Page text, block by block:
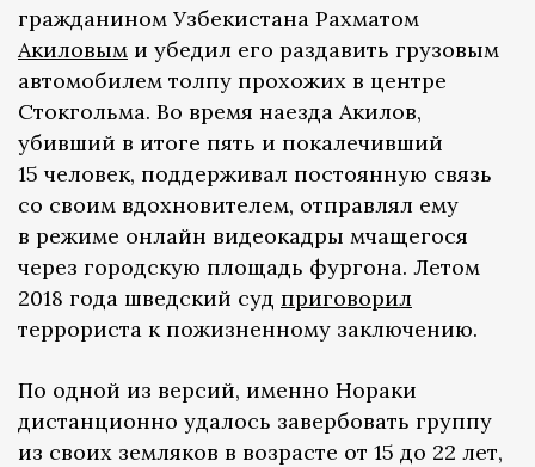
гражданином Узбекистана Рахматом
Акиловым и убедил его раздавить грузовым
автомобилем толпу прохожих в центре
Стокгольма. Во время наезда Акилов,
убивший в итоге пять и покалечивший
15 человек, поддерживал постоянную связь
со своим вдохновителем, отправлял ему
в режиме онлайн видеокадры мчащегося
через городскую площадь фургона. Летом
2018 года шведский суд приговорил
террориста к пожизненному заключению.
По одной из версий, именно Нораки
дистанционно удалось завербовать группу
из своих земляков в возрасте от 15 до 22 лет,